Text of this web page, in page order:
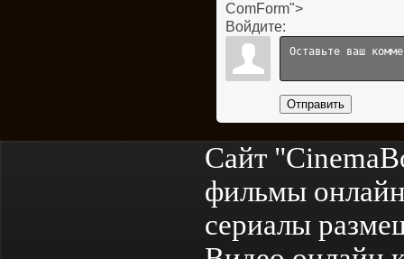
ComForm">
Войдите:
Отправить
Сайт
фильмы
сериалы